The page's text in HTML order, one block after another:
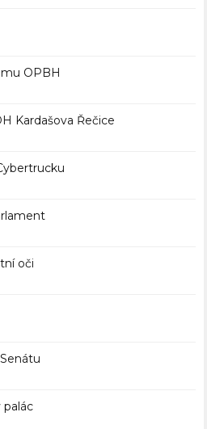
OPBH
Kardašova Řečice
oči
palác